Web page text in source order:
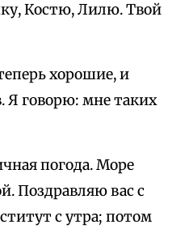
Костю, Лилю. Твой
хорошие, и
Я говорю: мне таких
погода. Море
Поздравляю вас с
с утра; потом